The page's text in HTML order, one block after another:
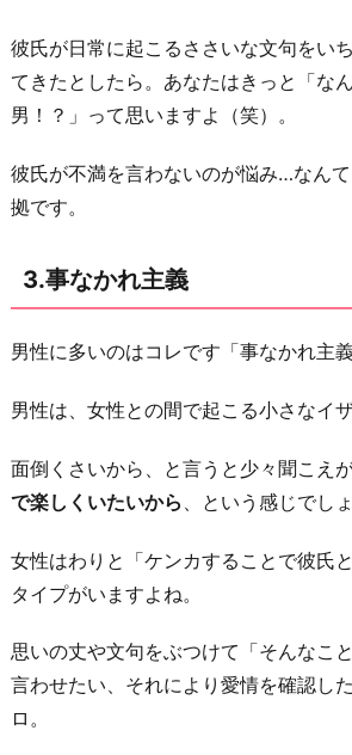
彼氏が日常に起こるささいな文句をい
てきたとしたら。あなたはきっと「な
男！？」って思いますよ（笑）。
彼氏が不満を言わないのが悩み…なん
拠です。
3.事なかれ主義
男性に多いのはコレです「事なかれ主義
男性は、女性との間で起こる小さなイ
面倒くさいから、と言うと少々聞こえが
で楽しくいたいから 、という感じでし
女性はわりと「ケンカすることで彼氏
タイプがいますよね。
思いの丈や文句をぶつけて「そんなこ
言わせたい、それにより愛情を確認し
ロ。